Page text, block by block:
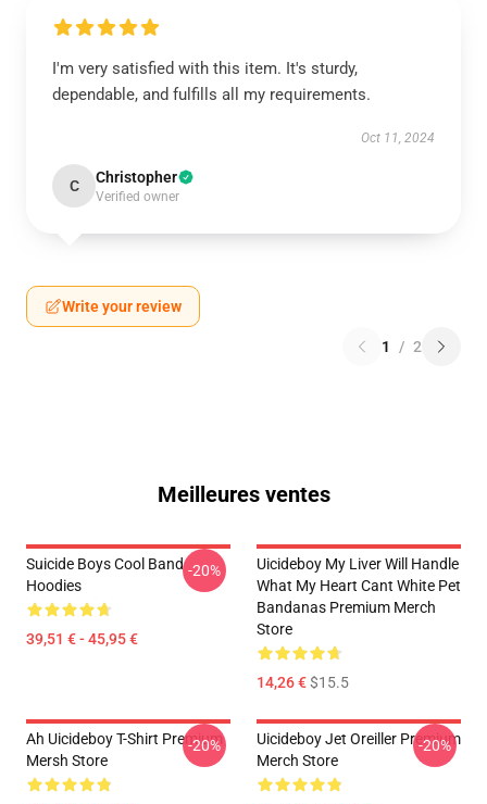
I'm very satisfied with this item. It's sturdy,
dependable, and fulfills all my requirements.
Oct 11, 2024
C Christopher
Verified owner
Write your review
1 / 2
Meilleures ventes
Suicide Boys Cool Band
Hoodies
39,51 € - 45,95 €
-20%
Uicideboy My Liver Will Handle
What My Heart Cant White Pet
Bandanas Premium Merch
Store
14,26 €$15.5
Ah Uicideboy T-Shirt Premium
Mersh Store
-20%
Uicideboy Jet Oreiller Premium
Merch Store
-20%